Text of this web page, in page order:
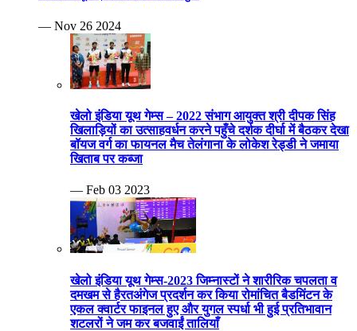
— Nov 26 2024
खेलो इंडिया यूथ गेम्स – 2022 संभाग आयुक्त श्री दीपक सिंह
खिलाड़ियों का उत्साहवर्धन करने पहुँचे दर्शक दीर्घा में बैठकर देखा
बॉयज वर्ग का फायनल मैच तेलंगाना के लोकेश रेड्डी ने जमाया
खिताब पर कब्जा
— Feb 03 2023
खेलो इंडिया यूथ गेम्स-2023 जिम्नास्टों ने शारीरिक चपलता व
दमखम से हैरतअंगेज प्रदर्शन कर किया रोमांचित बैडमिंटन के
एकल क्वार्टर फाइनल हुए और युगल स्पर्धा भी हुई प्रतिभावान
शटलरों ने जम कर बजवाईं तालियाँ